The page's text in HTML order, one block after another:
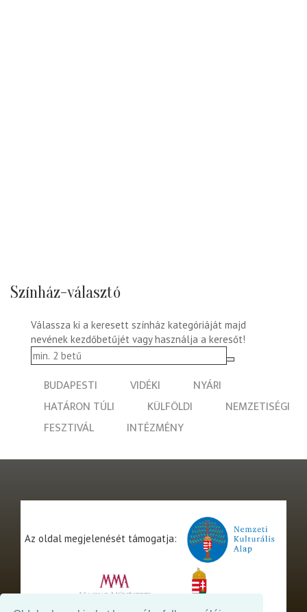
Színház-választó
Válassza ki a keresett színház kategóriáját majd
nevének kezdőbetűjét vagy használja a keresőt!
BUDAPESTI VIDÉKI
NYÁRI
HATÁRON TÚLI
KÜLFÖLDI
NEMZETISÉGI
FESZTIVÁL
INTÉZMÉNY
Az oldal megjelenését támogatja: